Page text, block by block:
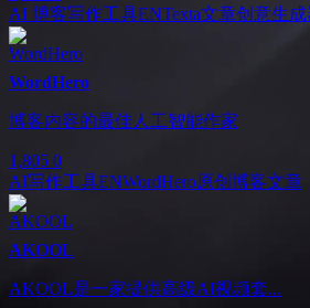
AI 博客写作工具ENTexta文章创意生成
WordHero
博客内容的最佳人工智能作家
1,805 0
AI写作工具ENWordHero原创博客文章
AKOOL
AKOOL是一家提供高级AI视频套...